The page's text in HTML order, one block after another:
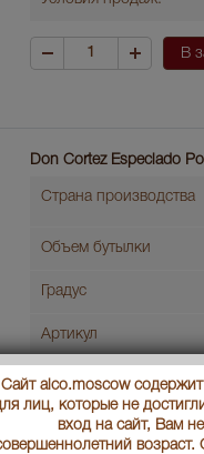
В
Don Cortez Especiado
Страна производства
Объем бутылки
Градус
Артикул
Условия продаж:
В
Сайт alco.moscow
лиц, которые не
вход на сайт, Вам